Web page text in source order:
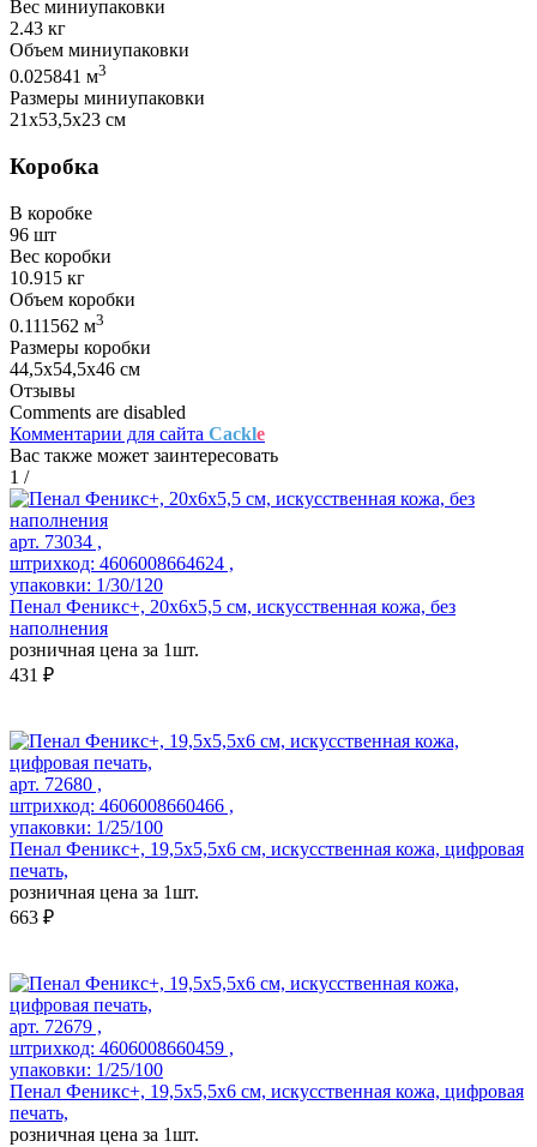
Вес миниупаковки
2.43 кг
Объем миниупаковки
0.025841 м3
Размеры миниупаковки
21х53,5х23 см
Коробка
В коробке
96 шт
Вес коробки
10.915 кг
Объем коробки
0.111562 м3
Размеры коробки
44,5х54,5х46 см
Отзывы
Comments are disabled
Комментарии для сайта Cackle
Вас также может заинтересовать
1 /
арт. 73034 ,
штрихкод: 4606008664624 ,
упаковки: 1/30/120
Пенал Феникс+, 20х6х5,5 см, искусственная кожа, без
наполнения
розничная цена за 1шт.
431 ₽
арт. 72680 ,
штрихкод: 4606008660466 ,
упаковки: 1/25/100
Пенал Феникс+, 19,5х5,5х6 см, искусственная кожа, цифровая
печать,
розничная цена за 1шт.
663 ₽
арт. 72679 ,
штрихкод: 4606008660459 ,
упаковки: 1/25/100
Пенал Феникс+, 19,5х5,5х6 см, искусственная кожа, цифровая
печать,
розничная цена за 1шт.